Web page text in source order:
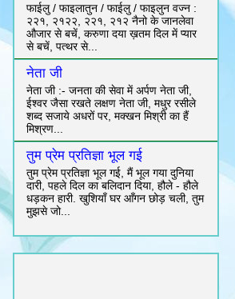
फाईलु / फाइलातुन / फाईलु / फाइलुन वज्न :
२२१, २१२२, २२१, २१२ नैनो के जानलेवा
औजार से बचें, करुणा दया ख़तम दिल में प्यार
से बचें, पत्थर से...
नेता जी
नेता जी :- जनता की सेवा में अर्पण नेता जी,
ईश्वर जैसा रखते लक्षण नेता जी, मधुर रसीले
शब्द सजाये अधरों पर, मक्खन मिश्री का हैं
मिश्रण...
तुम प्रेम प्रतिज्ञा भूल गई
तुम प्रेम प्रतिज्ञा भूल गई, मैं भूल गया दुनिया
दारी, पहले दिल का बलिदान दिया, हौले - हौले
धड़कन हारी. खुशियाँ घर आँगन छोड़ चली, तुम
मुझसे जो...